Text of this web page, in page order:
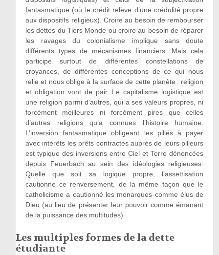
fantasmatique (où le crédit relève d’une crédulité propre
aux dispositifs religieux). Croire au besoin de rembourser
les dettes du Tiers Monde ou croire au besoin de réparer
les ravages du colonialisme implique sans doute
différents types de mécanismes financiers. Mais cela
participe surtout de différentes constellations de
croyances, de différentes conceptions de ce qui nous
relie et nous oblige à la surface de cette planète : religion
et obligation vont de pair. Le capitalisme logistique est
une religion parmi d’autres, qui a ses valeurs propres, ni
forcément meilleures ni forcément pires que celles
d’autres religions qu’a connues l’histoire humaine.
L’inversion fantasmatique obligeant les pillés à payer
avec intérêts les prêts contractés auprès de leurs pilleurs
est typique des inversions entre Ciel et Terre dénoncées
depuis Feuerbach au sein des idéologies religieuses.
Quelle que soit sa logique propre, l’assettisation
cautionne ce renversement, de la même façon que le
catholicisme a cautionné les monarques comme élus de
Dieu (au lieu de présenter leur pouvoir comme émanant
de la puissance des multitudes).
Les multiples formes de la dette
étudiante